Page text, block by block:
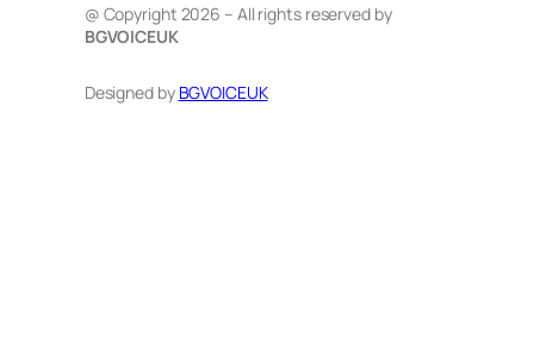
@ Copyright 2026 – All rights reserved by
BGVOICEUK
Designed by BGVOICEUK